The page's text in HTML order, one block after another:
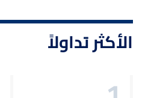
الأكثر تداولاً